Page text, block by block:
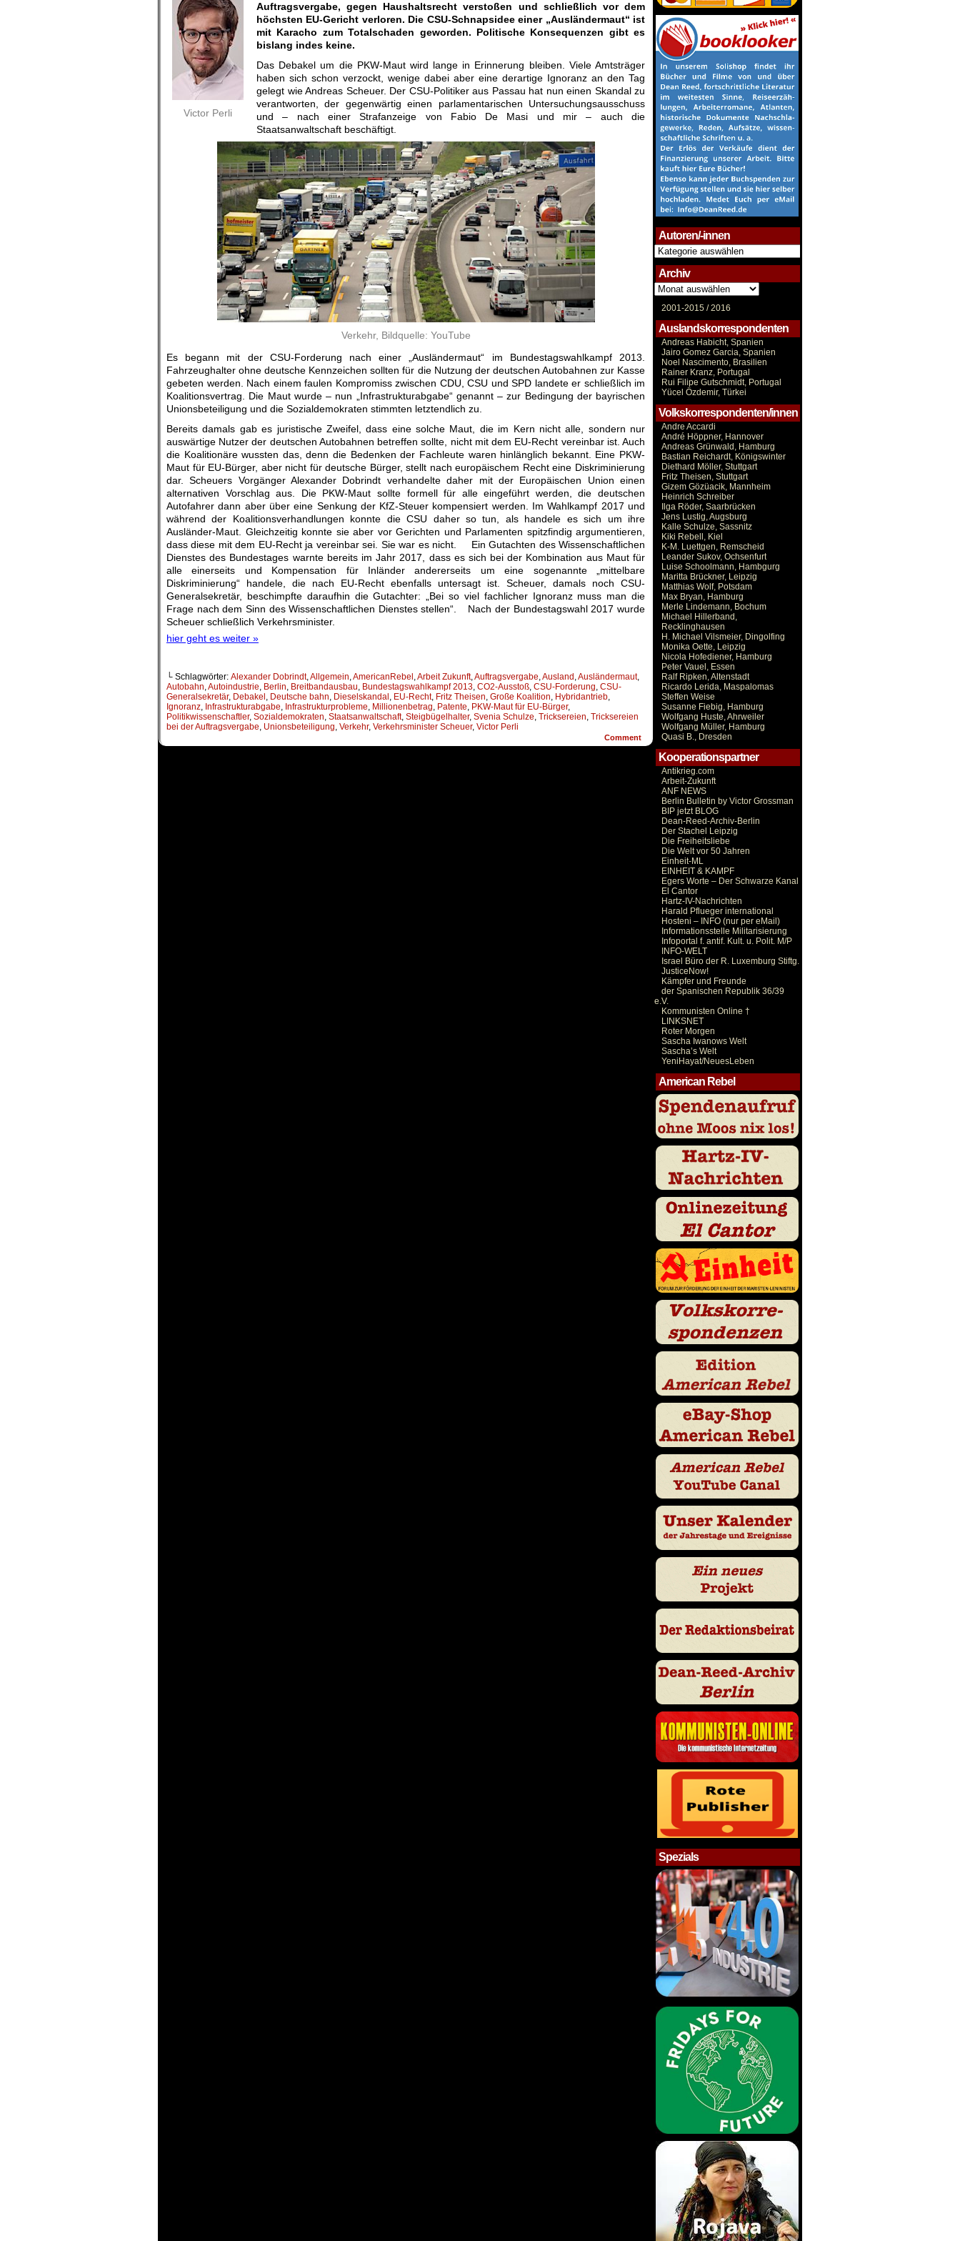
Victor Perli
Auftragsvergabe, gegen Haushaltsrecht verstoßen und schließlich vor dem
höchsten EU-Gericht verloren. Die CSU-Schnapsidee einer „Ausländermaut“ ist
mit Karacho zum Totalschaden geworden. Politische Konsequenzen gibt es
bislang indes keine.
Das Debakel um die PKW-Maut wird lange in Erinnerung bleiben. Viele Amtsträger
haben sich schon verzockt, wenige dabei aber eine derartige Ignoranz an den Tag
gelegt wie Andreas Scheuer. Der CSU-Politiker aus Passau hat nun einen Skandal zu
verantworten, der gegenwärtig einen parlamentarischen Untersuchungsausschuss
und – nach einer Strafanzeige von Fabio De Masi und mir – auch die
Staatsanwaltschaft beschäftigt.
Verkehr, Bildquelle: YouTube
Es begann mit der CSU-Forderung nach einer „Ausländermaut“ im Bundestagswahlkampf 2013.
Fahrzeughalter ohne deutsche Kennzeichen sollten für die Nutzung der deutschen Autobahnen zur Kasse
gebeten werden. Nach einem faulen Kompromiss zwischen CDU, CSU und SPD landete er schließlich im
Koalitionsvertrag. Die Maut wurde – nun „Infrastrukturabgabe“ genannt – zur Bedingung der bayrischen
Unionsbeteiligung und die Sozialdemokraten stimmten letztendlich zu.
Bereits damals gab es juristische Zweifel, dass eine solche Maut, die im Kern nicht alle, sondern nur
auswärtige Nutzer der deutschen Autobahnen betreffen sollte, nicht mit dem EU-Recht vereinbar ist. Auch
die Koalitionäre wussten das, denn die Bedenken der Fachleute waren hinlänglich bekannt. Eine PKW-
Maut für EU-Bürger, aber nicht für deutsche Bürger, stellt nach europäischem Recht eine Diskriminierung
dar. Scheuers Vorgänger Alexander Dobrindt verhandelte daher mit der Europäischen Union einen
alternativen Vorschlag aus. Die PKW-Maut sollte formell für alle eingeführt werden, die deutschen
Autofahrer dann aber über eine Senkung der KfZ-Steuer kompensiert werden. Im Wahlkampf 2017 und
während der Koalitionsverhandlungen konnte die CSU daher so tun, als handele es sich um ihre
Ausländer-Maut. Gleichzeitig konnte sie aber vor Gerichten und Parlamenten spitzfindig argumentieren,
dass diese mit dem EU-Recht ja vereinbar sei. Sie war es nicht. Ein Gutachten des Wissenschaftlichen
Dienstes des Bundestages warnte bereits im Jahr 2017, dass es sich bei der Kombination aus Maut für
alle einerseits und Kompensation für Inländer andererseits um eine sogenannte „mittelbare
Diskriminierung“ handele, die nach EU-Recht ebenfalls untersagt ist. Scheuer, damals noch CSU-
Generalsekretär, beschimpfte daraufhin die Gutachter: „Bei so viel fachlicher Ignoranz muss man die
Frage nach dem Sinn des Wissenschaftlichen Dienstes stellen“. Nach der Bundestagswahl 2017 wurde
Scheuer schließlich Verkehrsminister.
hier geht es weiter »
└ Schlagwörter: Alexander Dobrindt, Allgemein AmericanRebel Arbeit Zukunft, Auftragsvergabe Ausland Ausländermaut,
Autobahn Autoindustrie Berlin Breitbandausbau Bundestagswahlkampf 2013 CO2-Ausstoß CSU-Forderung CSU-
Generalsekretär, Debakel Deutsche bahn Dieselskandal EU-Recht, Fritz Theisen Große Koalition Hybridantrieb
Ignoranz Infrastrukturabgabe Infrastrukturprobleme Millionenbetrag Patente PKW-Maut für EU-Bürger,
Politikwissenschaftler, Sozialdemokraten Staatsanwaltschaft, Steigbügelhalter, Svenia Schulze Tricksereien Tricksereien
bei der Auftragsvergabe Unionsbeteiligung Verkehr, Verkehrsminister Scheuer, Victor Perli
Comment
Autoren/-innen
Autoren/-
innen
Archiv
Archiv
2001-2015 /2016
Auslandskorrespondenten
Andreas Habicht, Spanien
Jairo Gomez Garcia, Spanien
Noel Nascimento, Brasilien
Rainer Kranz, Portugal
Rui Filipe Gutschmidt, Portugal
Yücel Özdemir, Türkei
Volkskorrespondenten/innen
Andre Accardi
André Höppner, Hannover
Andreas Grünwald, Hamburg
Bastian Reichardt, Königswinter
Diethard Möller, Stuttgart
Fritz Theisen, Stuttgart
Gizem Gözüacik, Mannheim
Heinrich Schreiber
Ilga Röder, Saarbrücken
Jens Lustig, Augsburg
Kalle Schulze, Sassnitz
Kiki Rebell, Kiel
K-M. Luettgen, Remscheid
Leander Sukov, Ochsenfurt
Luise Schoolmann, Hambgurg
Maritta Brückner, Leipzig
Matthias Wolf, Potsdam
Max Bryan, Hamburg
Merle Lindemann, Bochum
Michael Hillerband,
Recklinghausen
H. Michael Vilsmeier, Dingolfing
Monika Oette, Leipzig
Nicola Hofediener, Hamburg
Peter Vauel, Essen
Ralf Ripken, Altenstadt
Ricardo Lerida, Maspalomas
Steffen Weise
Susanne Fiebig, Hamburg
Wolfgang Huste, Ahrweiler
Wolfgang Müller, Hamburg
Quasi B., Dresden
Kooperationspartner
Antikrieg.com
Arbeit-Zukunft
ANF NEWS
Berlin Bulletin by Victor Grossman
BIP jetzt BLOG
Dean-Reed-Archiv-Berlin
Der Stachel Leipzig
Die Freiheitsliebe
Die Welt vor 50 Jahren
Einheit-ML
EINHEIT & KAMPF
Egers Worte – Der Schwarze Kanal
El Cantor
Hartz-IV-Nachrichten
Harald Pflueger international
Hosteni – INFO (nur per eMail)
Informationsstelle Militarisierung
Infoportal f. antif. Kult. u. Polit. M/P
INFO-WELT
Israel Büro der R. Luxemburg Stiftg.
JusticeNow!
Kämpfer und Freunde
der Spanischen Republik 36/39
e.V.
Kommunisten Online †
LINKSNET
Roter Morgen
Sascha Iwanows Welt
Sascha’s Welt
YeniHayat/NeuesLeben
American Rebel
Spezials